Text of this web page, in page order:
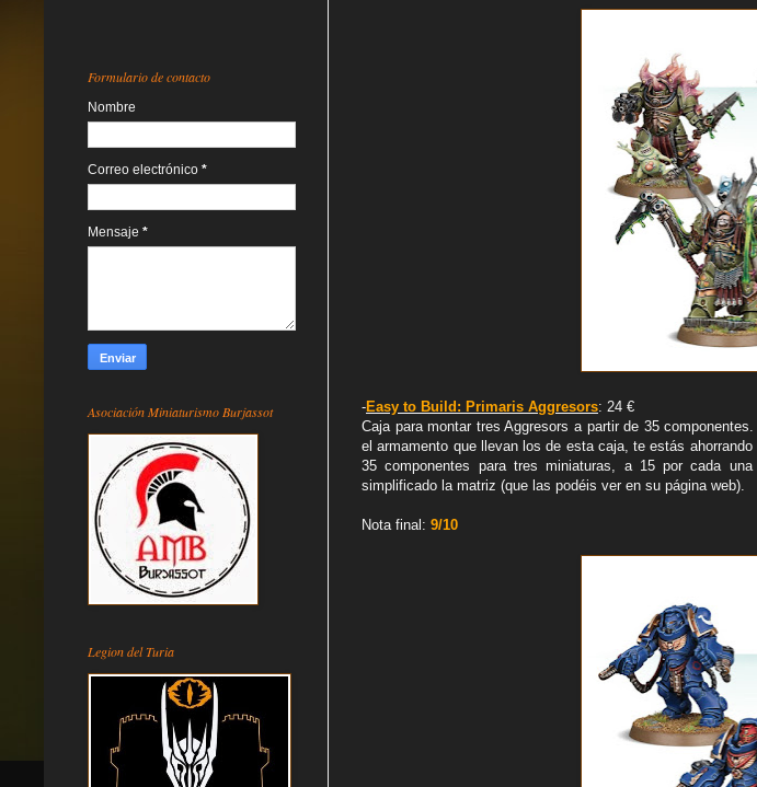
-Easy to Build: Primaris Aggresors: 24 €
Caja para montar tres Aggresors a partir de 35
el armamento que llevan los de esta caja, te estás
35 componentes para tres miniaturas, a 15 por cada
simplificado la matriz (que las podéis ver en su página web).
Nota final: 9/10
Formulario de contacto
Nombre
Correo electrónico *
Mensaje *
Asociación Miniaturismo Burjassot
Legion del Turia